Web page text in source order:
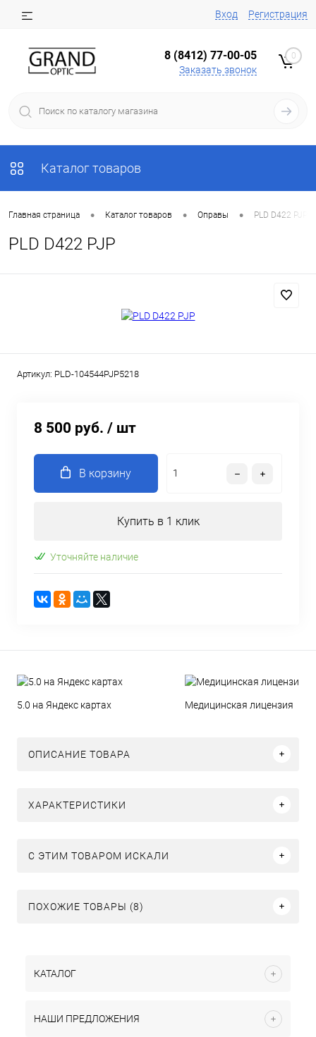
Вход Регистрация
8 (8412) 77-00-05
Заказать звонок
0
Каталог товаров
Главная страница • Каталог товаров • Оправы • PLD D422 PJP
PLD D422 PJP
Артикул: PLD-104544PJP5218
8 500 руб. / шт
В корзину
Купить в 1 клик
Уточняйте наличие
5.0 на Яндекс картах Медицинская лицензия
ОПИСАНИЕ ТОВАРА
ХАРАКТЕРИСТИКИ
C ЭТИМ ТОВАРОМ ИСКАЛИ
ПОХОЖИЕ ТОВАРЫ (8)
КАТАЛОГ
НАШИ ПРЕДЛОЖЕНИЯ